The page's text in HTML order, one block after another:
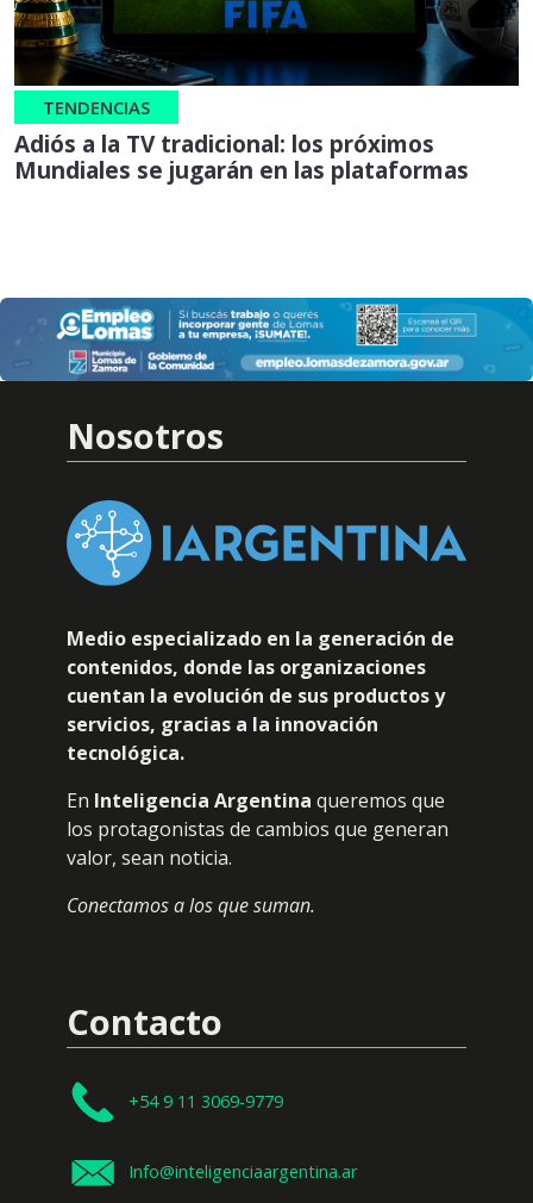
TENDENCIAS
Adiós a la TV tradicional: los próximos
Mundiales se jugarán en las plataformas
Nosotros
Medio especializado en la generación de
contenidos, donde las organizaciones
cuentan la evolución de sus productos y
servicios, gracias a la innovación
tecnológica.
En Inteligencia Argentina queremos que
los protagonistas de cambios que generan
valor, sean noticia.
Conectamos a los que suman.
Contacto
+54 9 11 3069-9779
Info@inteligenciaargentina.ar